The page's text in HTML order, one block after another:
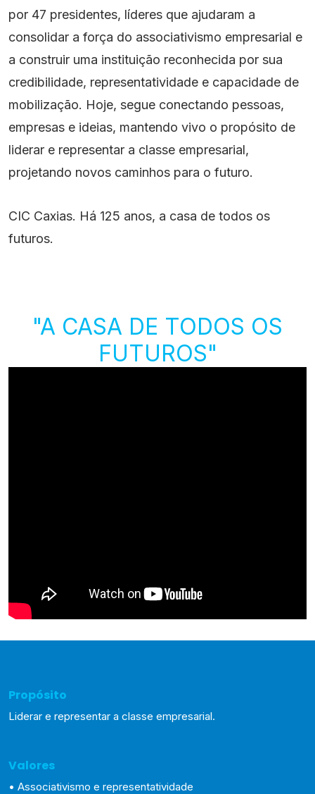
por 47 presidentes, líderes que ajudaram a
consolidar a força do associativismo empresarial e
a construir uma instituição reconhecida por sua
credibilidade, representatividade e capacidade de
mobilização. Hoje, segue conectando pessoas,
empresas e ideias, mantendo vivo o propósito de
liderar e representar a classe empresarial,
projetando novos caminhos para o futuro.
CIC Caxias. Há 125 anos, a casa de todos os
futuros.
"A CASA DE TODOS OS
FUTUROS"
Propósito
Liderar e representar a classe empresarial.
Valores
• Associativismo e representatividade